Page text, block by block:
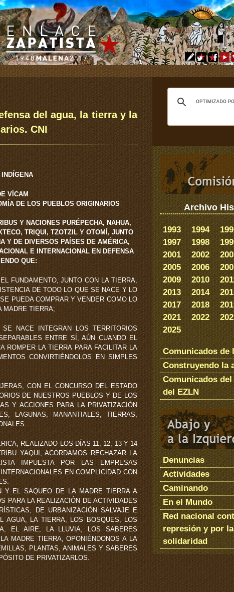
del agua, la tierra y la
CNI
VÍCAM
DE LOS PUEBLOS ORIGINARIOS
Y NACIONES PURÉPECHA, NAHUA,
TRIQUI, TZOTZIL Y OTOMÍ, JUNTO
Y DE DIVERSOS PAÍSES DE AMÉRICA,
E INTERNACIONAL EN DEFENSA
QUE:
FUNDAMENTO, JUNTO CON LA TIERRA,
DE TODO LO QUE SE NACE Y LO
PUEDA COMPRAR Y VENDER COMO LO
MADRE TIERRA;
NACE INTEGRAN LOS TERRITORIOS
ENTRE SÍ, AÚN CUANDO EL
ROMPER LA TIERRA PARA FACILITAR LA
CONVIRTIÉNDOLOS EN SIMPLES
CON EL CONCURSO DEL ESTADO
DE NUESTROS PUEBLOS Y DE LOS
Y ACCIONES PARA LA PRIVATIZACIÓN
LAGUNAS, MANANTIALES, TIERRAS,
REALIZADO LOS DÍAS 11, 12, 13 Y 14
YAQUI, ACORDAMOS RECHAZAR LA
IMPUESTA POR LAS EMPRESAS
EN COMPLICIDAD CON
Y EL SAQUEO DE LA MADRE TIERRA A
PARA LA REALIZACIÓN DE ACTIVIDADES
DE URBANIZACIÓN SALVAJE E
AGUA, LA TIERRA, LOS BOSQUES, LOS
EL AIRE, LA LLUVIA, LOS SABERES
MADRE TIERRA, OPONIÉNDONOS A LA
PLANTAS, ANIMALES Y SABERES
DE PRIVATIZARLOS.
Archivo
1993 1994
1997
1998
2001
2002
2005
2006
2009
2010
2013
2014
2017
2018
2021
2022
2025
Comunicados de
Construyendo la
Comunicados del
del EZLN
Denuncias
Actividades
Caminando
En el Mundo
Red nacional
represión y por la
solidaridad